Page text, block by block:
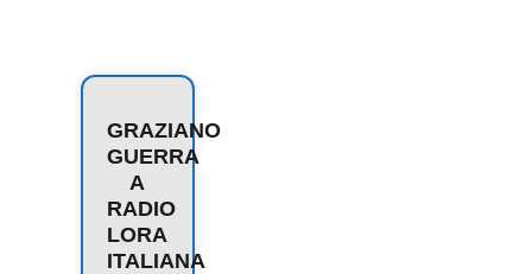
GRAZIANO
GUERRA
A
RADIO
LORA
ITALIANA